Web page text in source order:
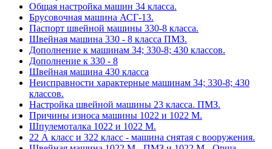
Общая настройка машин 34 класса.
Брусовочная машина АСГ-13.
Паспорт швейной машины 330-8 класса.
Швейная машина 330 - 8 класса ПМЗ.
Дополнение к машинам 34; 330-8; 430 классов.
Дополнение к 330 - 8
Швейная машина 430 класса
Неисправности характерные машинам 34; 330-8; 430
классов.
Настройка швейной машины 23 класса. ПМЗ.
Причины износа машины 1022 и 1022 М.
Шпулемоталка 1022 и 1022 М.
22 А класс и 322 класс - машина снятая с вооружения.